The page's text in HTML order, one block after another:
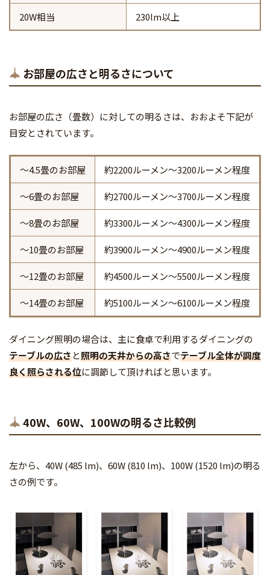
20W相当 230lm以上
お部屋の広さと明るさについて
お部屋の広さ（畳数）に対しての明るさは、おおよそ下記が
目安とされています。
～4.5畳のお部屋 約2200ルーメン～3200ルーメン程度
～6畳のお部屋 約2700ルーメン～3700ルーメン程度
～8畳のお部屋 約3300ルーメン～4300ルーメン程度
～10畳のお部屋 約3900ルーメン～4900ルーメン程度
～12畳のお部屋 約4500ルーメン～5500ルーメン程度
～14畳のお部屋 約5100ルーメン～6100ルーメン程度
ダイニング照明の場合は、主に食卓で利用するダイニングの
テーブルの広さと照明の天井からの高さでテーブル全体が調度
良く照らされる位に調節して頂ければと思います。
40W、60W、100Wの明るさ比較例
左から、40W (485 lm)、60W (810 lm)、100W (1520 lm)の明る
さの例です。